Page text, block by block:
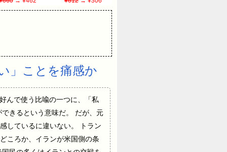
」ことを痛感か
んで使う比喩の一つに、「私
きるという意味だ。 だが、元
しているに違いない。 トラン
ころか、イランが米国側の条